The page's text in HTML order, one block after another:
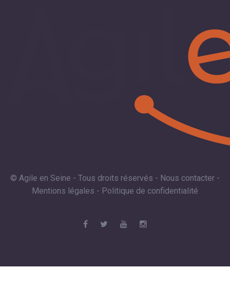
© Agile en Seine - Tous droits réservés - Nous contacter -
Mentions légales - Politique de confidentialité